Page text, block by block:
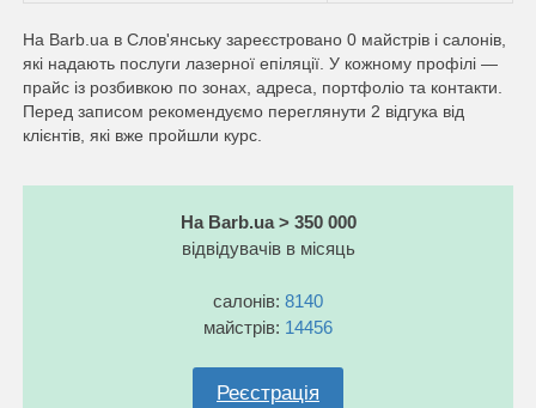
На Barb.ua в Слов'янську зареєстровано 0 майстрів i салонів,
які надають послуги лазерної епіляції. У кожному профілі —
прайс із розбивкою по зонах, адреса, портфоліо та контакти.
Перед записом рекомендуємо переглянути 2 відгука від
клієнтів, які вже пройшли курс.
На Barb.ua > 350 000
відвідувачів в місяць
салонів: 8140
майстрів: 14456
Реєстрація